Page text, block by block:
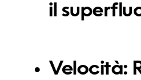
il
Velocità: